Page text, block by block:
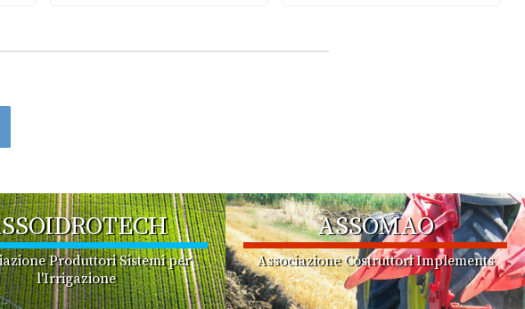
Produttori Sistemi per
l'Irrigazione
ASSOMAO
Associazione Costruttori Implements